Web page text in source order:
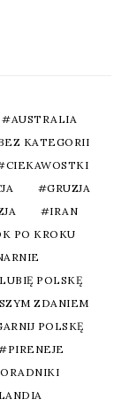
AUSTRALIA
KATEGORII
CIEKAWOSTKI
GRUZJA
IRAN
PO KROKU
LUBIĘ POLSKĘ
ZDANIEM
POLSKĘ
PIRENEJE